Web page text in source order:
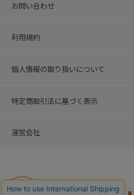
お問い合わせ
利用規約
個人情報の取り扱いについて
特定商取引法に基づく表示
運営会社